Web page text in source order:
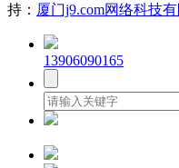
持： 厦门j9.com网络科技有
13906090165